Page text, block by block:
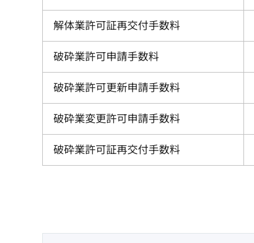
解体業許可証再交付手数料
破砕業許可申請手数料
破砕業許可更新申請手数料
破砕業変更許可申請手数料
破砕業許可証再交付手数料